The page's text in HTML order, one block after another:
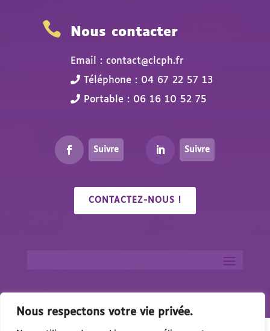
Nous respectons votre vie privée.
 Nous contacter
Email : contact@clcph.fr
Téléphone : 04 67 22 57 13
Portable : 06 16 10 52 75
Suivre Suivre
CONTACTEZ-NOUS !